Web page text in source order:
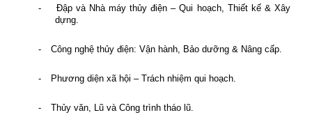
-
Đập và Nhà máy thủy điện – Qui hoạch, Thiết kế & Xây
dựng.
- Công nghệ thủy điện: Vận hành, Bảo dưỡng & Nâng cấp.
- Phương diện xã hội – Trách nhiệm qui hoạch.
- Thủy văn, Lũ và Công trình tháo lũ.